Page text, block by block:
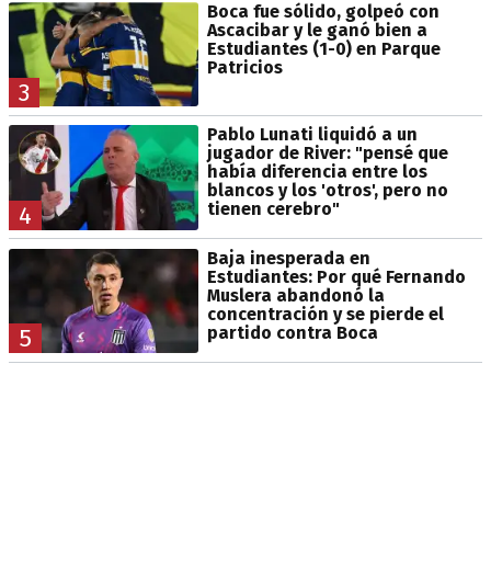
3
Boca fue sólido, golpeó con
Ascacibar y le ganó bien a
Estudiantes (1-0) en Parque
Patricios
4
Pablo Lunati liquidó a un
jugador de River: "pensé que
había diferencia entre los
blancos y los 'otros', pero no
tienen cerebro"
5
Baja inesperada en
Estudiantes: Por qué Fernando
Muslera abandonó la
concentración y se pierde el
partido contra Boca